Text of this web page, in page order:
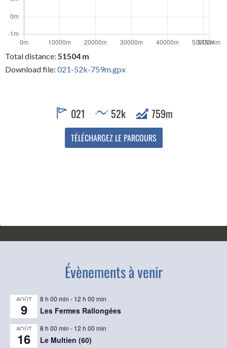
Total distance: 51504 m
Download file: 021-52k-759m.gpx
021 52k 759m
Évènements à venir
AOÛT
9
8 h 00 min - 12 h 00 min
Les Fermes Rallongées
AOÛT
16
8 h 00 min - 12 h 00 min
Le Multien (60)